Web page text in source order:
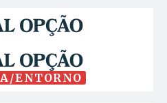
ENTORNO